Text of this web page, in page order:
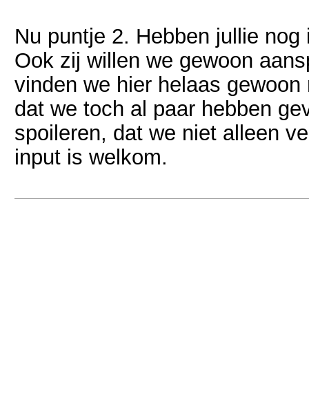
Nu puntje 2. Hebben jullie
Ook zij willen we gewoon
vinden we hier helaas
dat we toch al paar hebben
spoileren, dat we niet alleen
input is welkom.